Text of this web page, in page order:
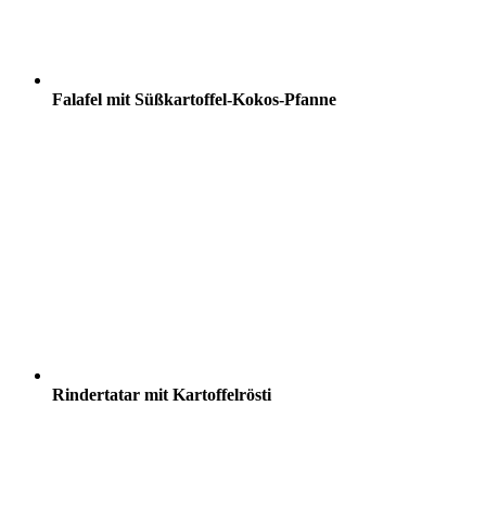
Falafel mit Süßkartoffel-Kokos-Pfanne
Rindertatar mit Kartoffelrösti